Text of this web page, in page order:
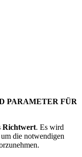
PARAMETER FÜR
Richtwert. Es wird
die notwendigen